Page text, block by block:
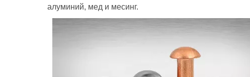
алуминий, мед и месинг.